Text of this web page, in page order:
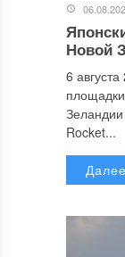
Новой
6
Rocket...
Далее